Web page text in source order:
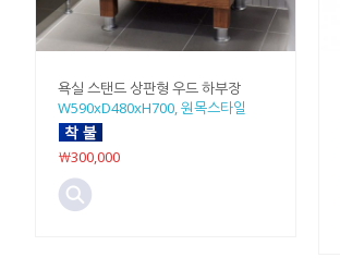
욕실 스탠드 상판형 우드 하부장
W590xD480xH700, 원목스타일
￦300,000